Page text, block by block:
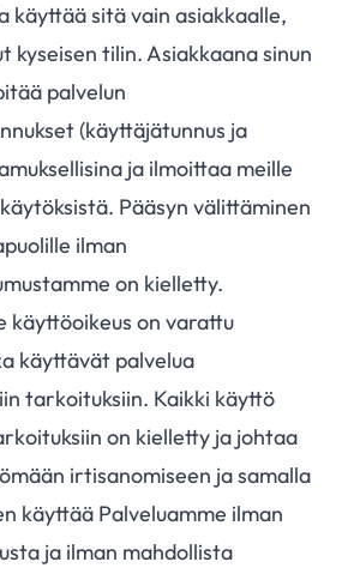
käyttää sitä vain asiakkaalle,
kyseisen tilin. Asiakkaana sinun
palvelun
(käyttäjätunnus ja
ja ilmoittaa meille
Pääsyn välittäminen
ilman
on kielletty.
käyttöoikeus on varattu
käyttävät palvelua
tarkoituksiin. Kaikki käyttö
on kielletty ja johtaa
irtisanomiseen ja samalla
käyttää Palveluamme ilman
ja ilman mahdollista